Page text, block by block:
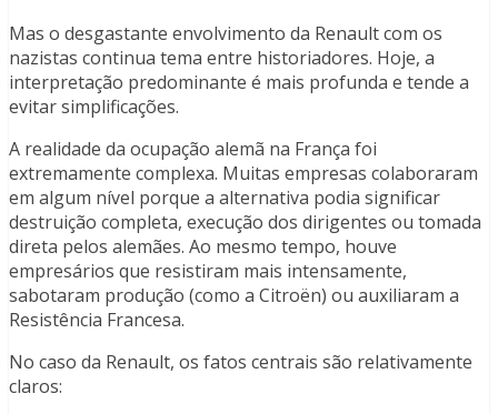
Mas o desgastante envolvimento da Renault com os
nazistas continua tema entre historiadores. Hoje, a
interpretação predominante é mais profunda e tende a
evitar simplificações.
A realidade da ocupação alemã na França foi
extremamente complexa. Muitas empresas colaboraram
em algum nível porque a alternativa podia significar
destruição completa, execução dos dirigentes ou tomada
direta pelos alemães. Ao mesmo tempo, houve
empresários que resistiram mais intensamente,
sabotaram produção (como a Citroën) ou auxiliaram a
Resistência Francesa.
No caso da Renault, os fatos centrais são relativamente
claros: